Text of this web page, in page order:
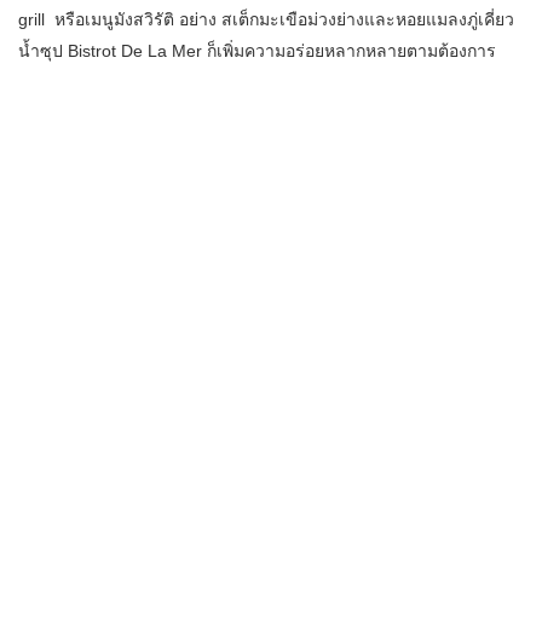
grill หรือเมนูมังสวิรัติ อย่าง สเต็กมะเขือม่วงย่างและหอยแมลงภู่เคี่ยว
น้ำซุป Bistrot De La Mer ก็เพิ่มความอร่อยหลากหลายตามต้องการ